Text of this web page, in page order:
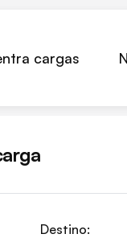
cargas
Destino: